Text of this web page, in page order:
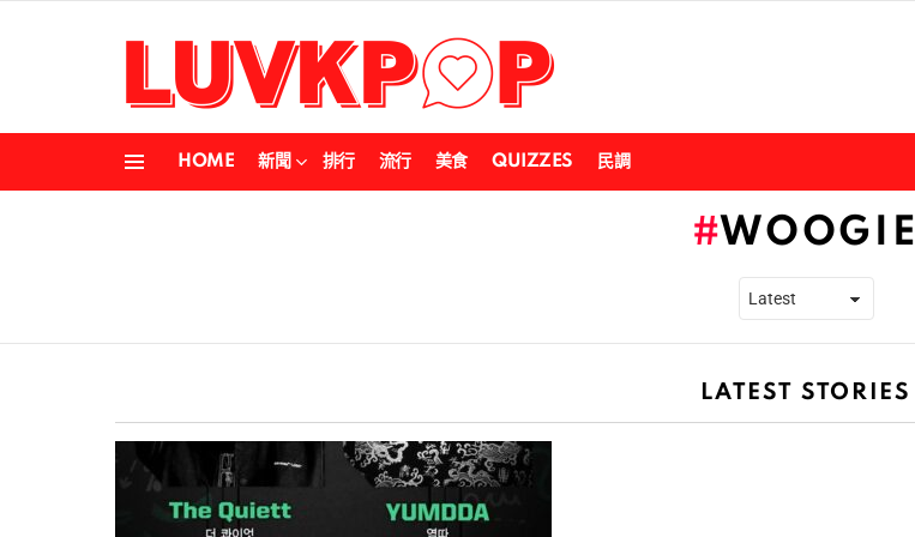
HOME 新聞 排行 流行 美食 QUIZZES 民調
WOOGIE
LATEST STORIES